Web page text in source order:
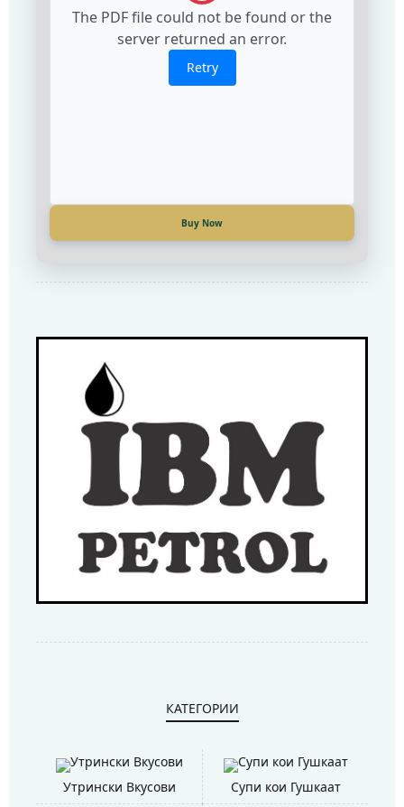
The PDF file could not be found or the
server returned an error.
Retry
Купи сега
The PDF file could not be found or the
server returned an error.
Retry
Buy Now
КАТЕГОРИИ
Утрински Вкусови Супи кои Гушкаат